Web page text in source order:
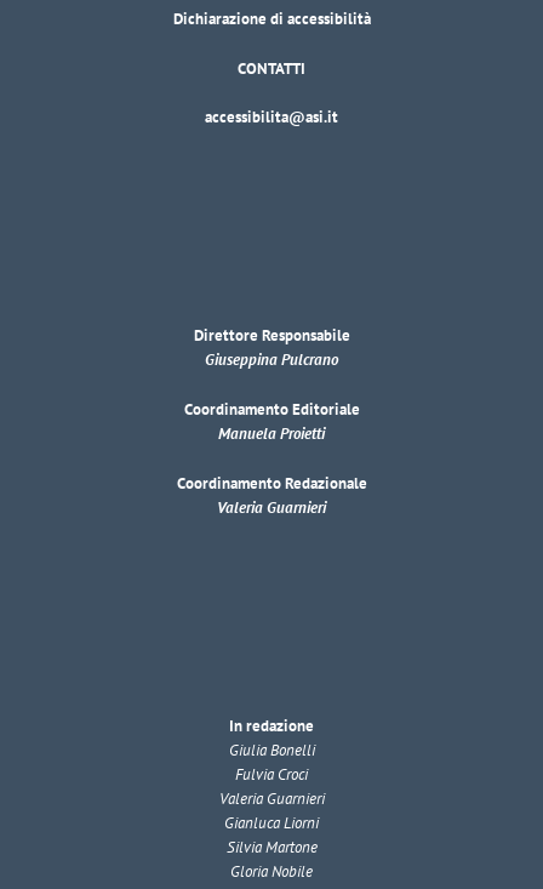
Dichiarazione di accessibilità
CONTATTI
accessibilita@asi.it
Direttore Responsabile
Giuseppina Pulcrano
Coordinamento Editoriale
Manuela Proietti
Coordinamento Redazionale
Valeria Guarnieri
In redazione
Giulia Bonelli
Fulvia Croci
Valeria Guarnieri
Gianluca Liorni
Silvia Martone
Gloria Nobile